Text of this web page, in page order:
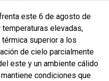
al instante
de WhatsApp de
las noticias más
Roo directamente
este 6 de agosto de
temperaturas elevadas,
superior a los
de cielo parcialmente
este y un ambiente cálido
condiciones que